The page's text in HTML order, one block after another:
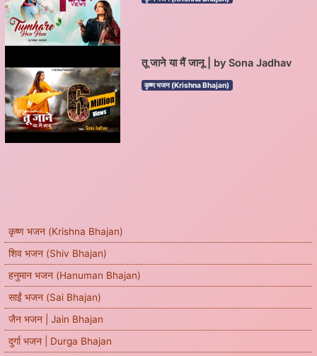
कृष्ण भजन (Krishna Bhajan)
शिव भजन (Shiv Bhajan)
हनुमान भजन (Hanuman Bhajan)
साईं भजन (Sai Bhajan)
जैन भजन | Jain Bhajan
दुर्गा भजन | Durga Bhajan
तू जाने या मैं जानू | by Sona Jadhav
कृष्ण भजन (Krishna Bhajan)